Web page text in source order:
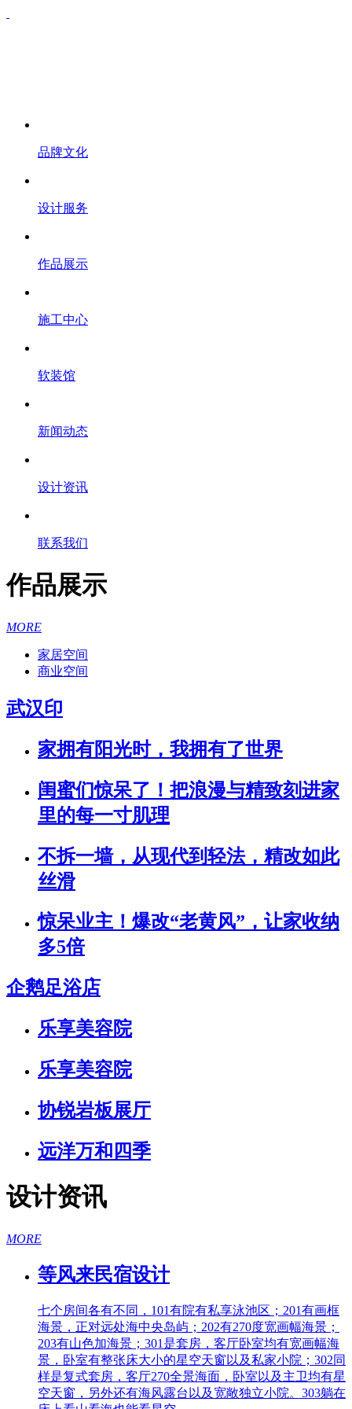
品牌文化
设计服务
作品展示
施工中心
软装馆
新闻动态
设计资讯
联系我们
作品展示
MORE
家居空间
商业空间
武汉印
家拥有阳光时，我拥有了世界
闺蜜们惊呆了！把浪漫与精致刻进家
里的每一寸肌理
不拆一墙，从现代到轻法，精改如此
丝滑
惊呆业主！爆改“老黄风”，让家收纳
多5倍
企鹅足浴店
乐享美容院
乐享美容院
协锐岩板展厅
远洋万和四季
设计资讯
MORE
等风来民宿设计
七个房间各有不同，101有院有私享泳池区；201有画框
海景，正对远处海中央岛屿；202有270度宽画幅海景；
203有山色加海景；301是套房，客厅卧室均有宽画幅海
景，卧室有整张床大小的星空天窗以及私家小院；302同
样是复式套房，客厅270全景海面，卧室以及主卫均有星
空天窗，另外还有海风露台以及宽敞独立小院。303躺在